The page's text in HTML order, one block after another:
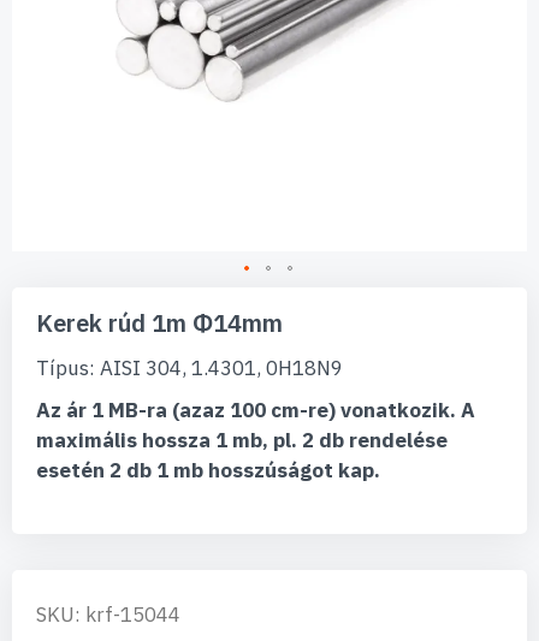
képgaléria
elejére
Kerek rúd 1m Φ14mm
Típus: AISI 304, 1.4301, 0H18N9
Az ár 1 MB-ra (azaz 100 cm-re) vonatkozik. A
maximális hossza 1 mb, pl. 2 db rendelése
esetén 2 db 1 mb hosszúságot kap.
SKU: krf-15044